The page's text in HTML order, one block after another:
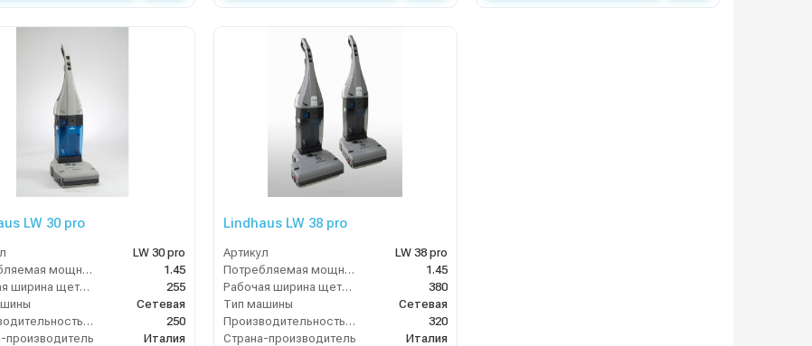
LW 30 pro
LW 30 pro
Потребляемая мощность (кВт)
1.45
Рабочая ширина щеток (мм)
255
Сетевая
Производительность по площади (м2/ч)
250
производитель
Италия
Lindhaus LW 38 pro
Артикул
LW 38 pro
Потребляемая мощность (кВт)
1.45
Рабочая ширина щеток (мм)
380
Тип машины
Сетевая
Производительность по площади (м2/ч)
320
Страна-производитель
Италия